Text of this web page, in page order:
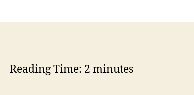
Reading Time: 2 minutes